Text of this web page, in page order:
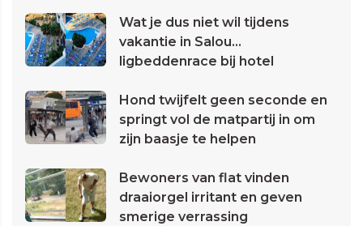
Wat je dus niet wil tijdens
vakantie in Salou...
ligbeddenrace bij hotel
Hond twijfelt geen seconde en
springt vol de matpartij in om
zijn baasje te helpen
Bewoners van flat vinden
draaiorgel irritant en geven
smerige verrassing